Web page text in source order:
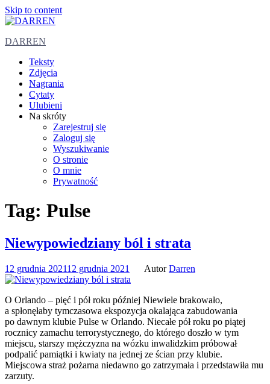
Skip to content
DARREN
Teksty
Zdjęcia
Nagrania
Cytaty
Ulubieni
Na skróty
Zarejestruj się
Zaloguj się
Wyszukiwanie
O stronie
O mnie
Prywatność
Tag: Pulse
Niewypowiedziany ból i strata
12 grudnia 202112 grudnia 2021 AutorDarren
O Orlando – pięć i pół roku później Niewiele brakowało,
a spłonęłaby tymczasowa ekspozycja okalająca zabudowania
po dawnym klubie Pulse w Orlando. Niecałe pół roku po piątej
rocznicy zamachu terrorystycznego, do którego doszło w tym
miejscu, starszy mężczyzna na wózku inwalidzkim próbował
podpalić pamiątki i kwiaty na jednej ze ścian przy klubie.
Miejscowa straż pożarna niedawno go zatrzymała i przedstawiła mu
zarzuty.